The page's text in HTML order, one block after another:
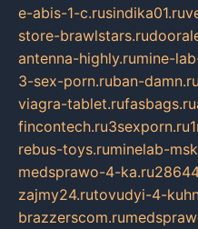
e-abis-1-c.rusindika01.ru
store-brawlstars.ru
antenna-highly.rumine-
3-sex-porn.ruban-damn.ru
viagra-tablet.rufasbags.ru
fincontech.ru3sexporn.ru
rebus-toys.ruminelab-
medsprawo-4-ka.ru
zajmy24.rutovudyi-4-
brazzerscom.ru